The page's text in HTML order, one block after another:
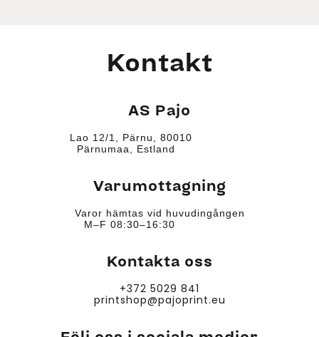
Kontakt
AS Pajo
Lao 12/1, Pärnu, 80010
Pärnumaa, Estland
Varumottagning
Varor hämtas vid huvudingången
M–F 08:30–16:30
Kontakta oss
+372 5029 841
printshop@pajoprint.eu